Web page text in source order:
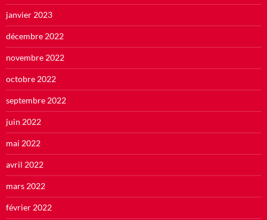
janvier 2023
décembre 2022
novembre 2022
octobre 2022
septembre 2022
juin 2022
mai 2022
avril 2022
mars 2022
février 2022